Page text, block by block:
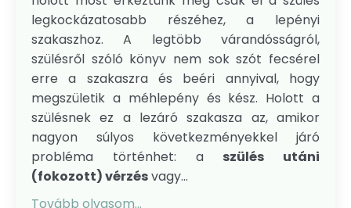
legkockázatosabb részéhez, a lepényi
szakaszhoz. A legtöbb várandósságról,
szülésről szóló könyv nem sok szót fecsérel
erre a szakaszra és beéri annyival, hogy
megszületik a méhlepény és kész. Holott a
szülésnek ez a lezáró szakasza az, amikor
nagyon súlyos következményekkel járó
probléma történhet: a szülés utáni
(fokozott) vérzésvagy...
Tovább olvasom...